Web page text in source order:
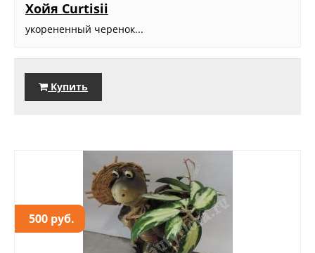
Хойя Curtisii
укорененный черенок...
Купить
500 руб.